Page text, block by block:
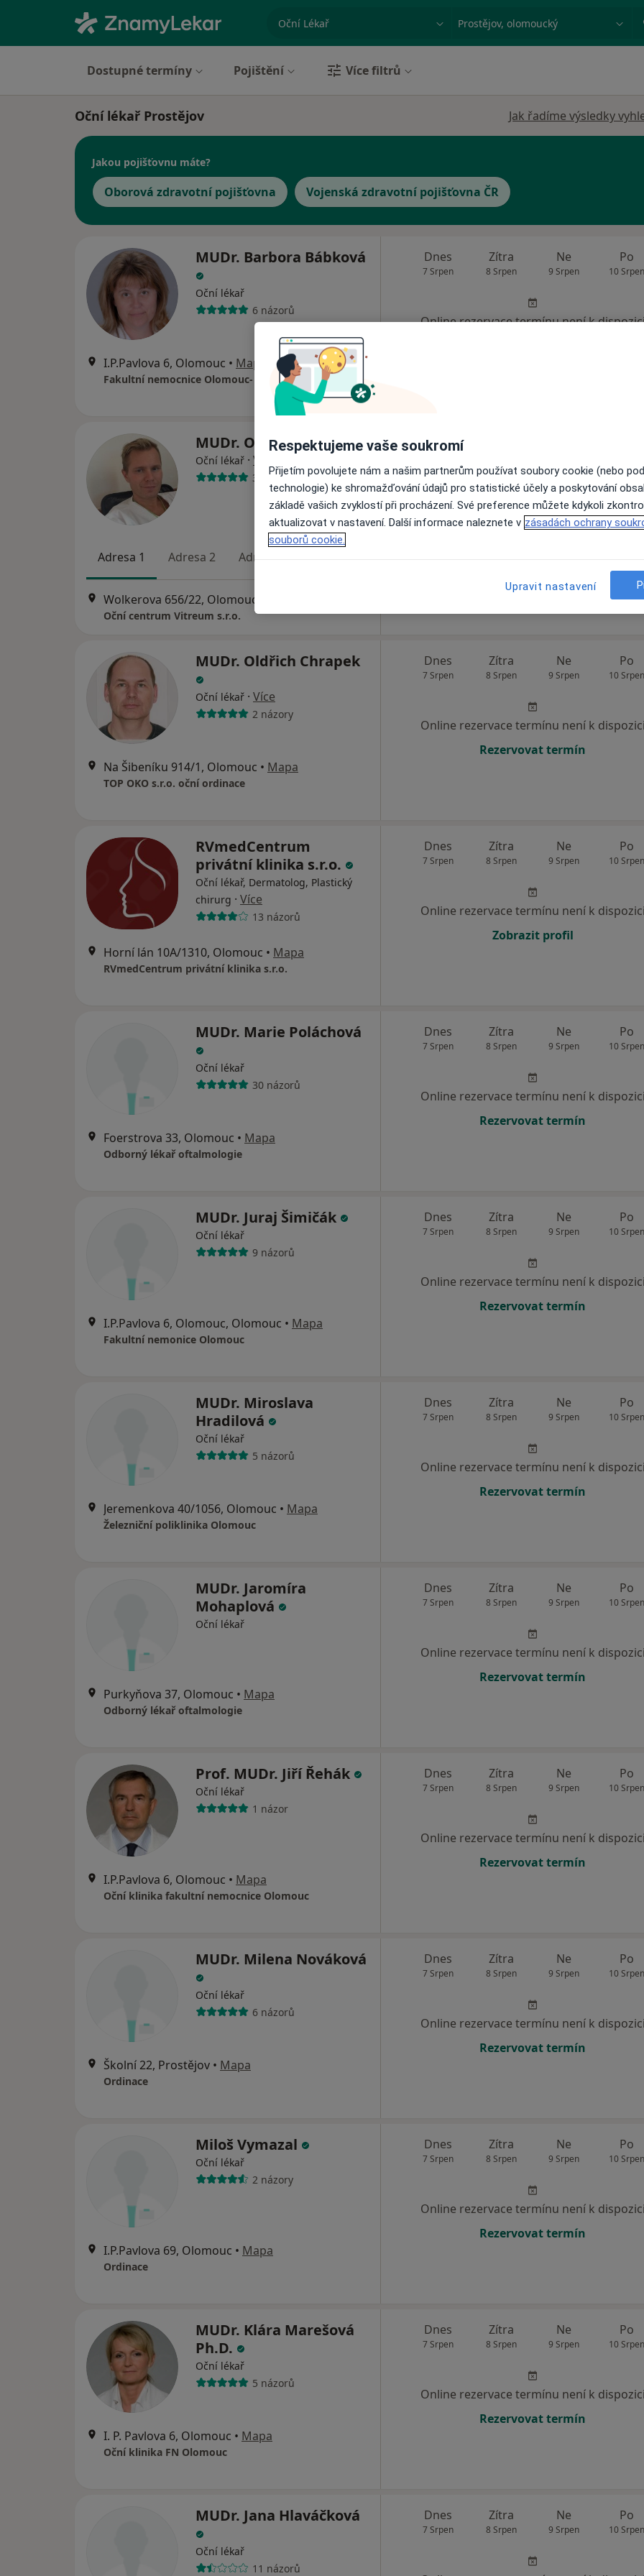
specializace, nemoc nebo příjmení Město nebo region
Dostupné termíny Pojištění Více filtrů
Oční lékař Prostějov Jak řadíme výsledky
Jakou pojišťovnu máte?
Oborová zdravotní pojišťovna Vojenská zdravotní pojišťovna ČR
MUDr. Barbora Bábková
Oční lékař
6 názorů
I.P.Pavlova 6, Olomouc • Mapa
Fakultní nemocnice Olomouc- oční klinika
Dnes
7 Srpen
Zítra
8 Srpen
Ne
9 Srpen
Po
10 Srpen
Online rezervace termínu není k
MUDr. Ondřej Vláčil
Oční lékař · Více
3 názory
Adresa 1 Adresa 2 Adresa 3
Wolkerova 656/22, Olomouc
Oční centrum Vitreum s.r.o.
Dnes
Online rezervace termínu není k
Rezervovat termín
MUDr. Oldřich Chrapek
Oční lékař · Více
2 názory
Na Šibeníku 914/1, Olomouc • Mapa
TOP OKO s.r.o. oční ordinace
Dnes
7 Srpen
Zítra
8 Srpen
Ne
9 Srpen
Po
10 Srpen
Online rezervace termínu není k dispozici
Rezervovat termín
RVmedCentrum
privátní klinika s.r.o.
Oční lékař, Dermatolog, Plastický
chirurg · Více
13 názorů
Horní lán 10A/1310, Olomouc • Mapa
RVmedCentrum privátní klinika s.r.o.
Dnes
7 Srpen
Zítra
8 Srpen
Ne
9 Srpen
Po
10 Srpen
Online rezervace termínu není k dispozici
Zobrazit profil
MUDr. Marie Poláchová
Oční lékař
30 názorů
Foerstrova 33, Olomouc • Mapa
Odborný lékař oftalmologie
Dnes
7 Srpen
Zítra
8 Srpen
Ne
9 Srpen
Po
10 Srpen
Online rezervace termínu není k dispozici
Rezervovat termín
MUDr. Juraj Šimičák
Oční lékař
9 názorů
I.P.Pavlova 6, Olomouc, Olomouc • Mapa
Fakultní nemonice Olomouc
Dnes
7 Srpen
Zítra
8 Srpen
Ne
9 Srpen
Po
10 Srpen
Online rezervace termínu není k dispozici
Rezervovat termín
MUDr. Miroslava
Hradilová
Oční lékař
5 názorů
Jeremenkova 40/1056, Olomouc • Mapa
Železniční poliklinika Olomouc
Dnes
7 Srpen
Zítra
8 Srpen
Ne
9 Srpen
Po
10 Srpen
Online rezervace termínu není k dispozici
Rezervovat termín
MUDr. Jaromíra
Mohaplová
Oční lékař
Purkyňova 37, Olomouc • Mapa
Odborný lékař oftalmologie
Dnes
7 Srpen
Zítra
8 Srpen
Ne
9 Srpen
Po
10 Srpen
Online rezervace termínu není k dispozici
Rezervovat termín
Prof. MUDr. Jiří Řehák
Oční lékař
1 názor
I.P.Pavlova 6, Olomouc • Mapa
Oční klinika fakultní nemocnice Olomouc
Dnes
7 Srpen
Zítra
8 Srpen
Ne
9 Srpen
Po
10 Srpen
Online rezervace termínu není k dispozici
Rezervovat termín
MUDr. Milena Nováková
Oční lékař
6 názorů
Školní 22, Prostějov • Mapa
Ordinace
Dnes
7 Srpen
Zítra
8 Srpen
Ne
9 Srpen
Po
10 Srpen
Online rezervace termínu není k dispozici
Rezervovat termín
Miloš Vymazal
Oční lékař
2 názory
I.P.Pavlova 69, Olomouc • Mapa
Ordinace
Dnes
7 Srpen
Zítra
8 Srpen
Ne
9 Srpen
Po
10 Srpen
Online rezervace termínu není k dispozici
Rezervovat termín
MUDr. Klára Marešová
Ph.D.
Oční lékař
5 názorů
I. P. Pavlova 6, Olomouc • Mapa
Oční klinika FN Olomouc
Dnes
7 Srpen
Zítra
8 Srpen
Ne
9 Srpen
Po
10 Srpen
Online rezervace termínu není k dispozici
Rezervovat termín
MUDr. Jana Hlaváčková
Oční lékař
11 názorů
Dnes
7 Srpen
Zítra
8 Srpen
Ne
9 Srpen
Po
10 Srpen
Respektujeme vaše soukromí
Přijetím povolujete nám a našim partnerům používat soubory cookie (nebo
technologie) ke shromažďování údajů pro statistické účely a poskytování
základě vašich zvyklostí při procházení. Své preference můžete kdykoli
aktualizovat v nastavení. Další informace naleznete v zásadách ochrany
souborů cookie.
Upravit nastavení